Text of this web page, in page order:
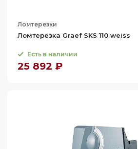
Ломтерезки
Ломтерезка Graef SKS 110 weiss
Есть в наличии
25 892 ₽